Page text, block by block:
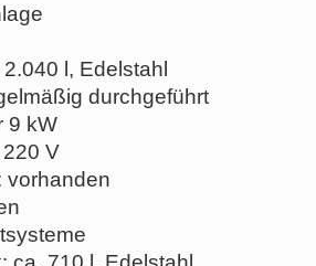
l, Edelstahl
durchgeführt
9 kW
V
vorhanden